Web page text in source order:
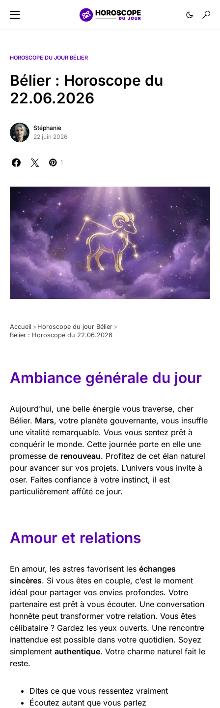
HOROSCOPE DU JOUR BÉLIER
Bélier : Horoscope du
22.06.2026
Stéphanie
22 juin 2026
1
Accueil > Horoscope du jour Bélier >
Bélier : Horoscope du 22.06.2026
Ambiance générale du jour
Aujourd’hui, une belle énergie vous traverse, cher
Bélier. Mars, votre planète gouvernante, vous insuffle
une vitalité remarquable. Vous vous sentez prêt à
conquérir le monde. Cette journée porte en elle une
promesse de renouveau. Profitez de cet élan naturel
pour avancer sur vos projets. L’univers vous invite à
oser. Faites confiance à votre instinct, il est
particulièrement affûté ce jour.
Amour et relations
En amour, les astres favorisent les échanges
sincères. Si vous êtes en couple, c’est le moment
idéal pour partager vos envies profondes. Votre
partenaire est prêt à vous écouter. Une conversation
honnête peut transformer votre relation. Vous êtes
célibataire ? Gardez les yeux ouverts. Une rencontre
inattendue est possible dans votre quotidien. Soyez
simplement authentique. Votre charme naturel fait le
reste.
Dites ce que vous ressentez vraiment
Écoutez autant que vous parlez